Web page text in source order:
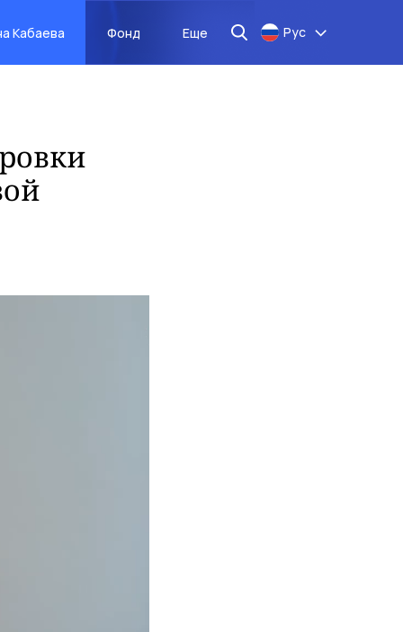
Кабаева Фонд Еще Рус